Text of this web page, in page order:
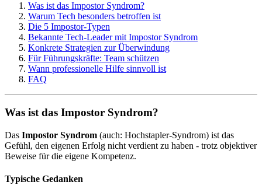
Was ist das Impostor Syndrom?
Warum Tech besonders betroffen ist
Die 5 Impostor-Typen
Bekannte Tech-Leader mit Impostor Syndrom
Konkrete Strategien zur Überwindung
Für Führungskräfte: Team schützen
Wann professionelle Hilfe sinnvoll ist
FAQ
Was ist das Impostor Syndrom?
Das Impostor Syndrom (auch: Hochstapler-Syndrom) ist das
Gefühl, den eigenen Erfolg nicht verdient zu haben - trotz objektiver
Beweise für die eigene Kompetenz.
Typische Gedanken